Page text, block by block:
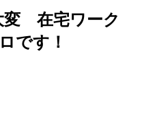
変 在宅ワーク
です！